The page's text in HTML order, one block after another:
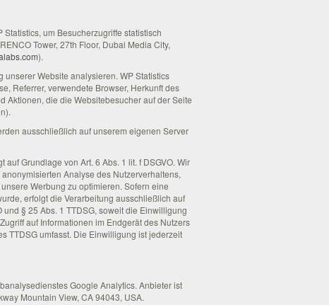
um Besucherzugriffe statistisch
Tower, 27th Floor, Dubai Media City,
).
unserer Website analysieren. WP Statistics
Referrer, verwendete Browser, Herkunft des
Aktionen, die die Websitebesucher auf der Seite
ausschließlich auf unserem eigenen Server
auf Grundlage von Art. 6 Abs. 1 lit. f DSGVO. Wir
Analyse des Nutzerverhaltens,
Werbung zu optimieren. Sofern eine
erfolgt die Verarbeitung ausschließlich auf
und § 25 Abs. 1 TTDSG, soweit die Einwilligung
auf Informationen im Endgerät des Nutzers
TTDSG umfasst. Die Einwilligung ist jederzeit
Google Analytics. Anbieter ist
Mountain View, CA 94043, USA.